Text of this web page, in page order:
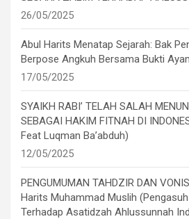
26/05/2025
Abul Harits Menatap Sejarah: Bak
Berpose Angkuh Bersama Bukti
17/05/2025
SYAIKH RABI’ TELAH SALAH
SEBAGAI HAKIM FITNAH DI
Feat Luqman Ba’abduh)
12/05/2025
PENGUMUMAN TAHDZIR DAN
Harits Muhammad Muslih
Terhadap Asatidzah Ahlussunnah